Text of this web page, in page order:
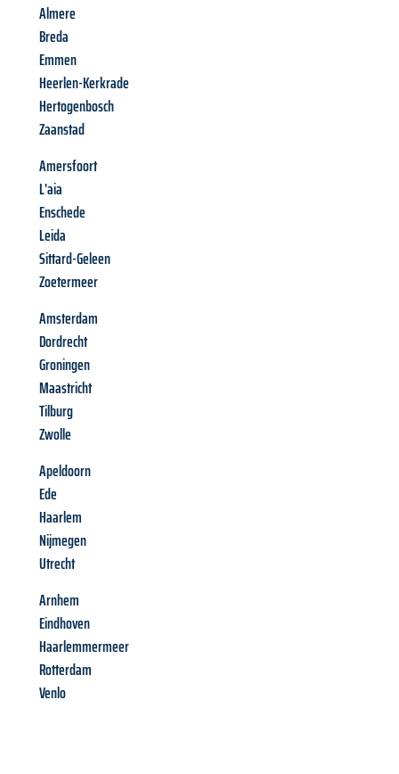
Almere
Breda
Emmen
Heerlen-Kerkrade
Hertogenbosch
Zaanstad
Amersfoort
L'aia
Enschede
Leida
Sittard-Geleen
Zoetermeer
Amsterdam
Dordrecht
Groningen
Maastricht
Tilburg
Zwolle
Apeldoorn
Ede
Haarlem
Nijmegen
Utrecht
Arnhem
Eindhoven
Haarlemmermeer
Rotterdam
Venlo